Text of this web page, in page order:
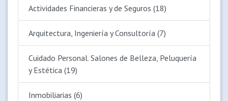
Actividades Financieras y de Seguros (18)
Arquitectura, Ingeniería y Consultoría (7)
Cuidado Personal. Salones de Belleza, Peluquería
y Estética (19)
Inmobiliarias (6)